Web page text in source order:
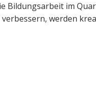
Bildungsarbeit im
werden